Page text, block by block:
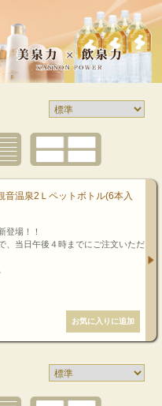
温泉2Ｌペットボトル(6本入
場！！
、当日午後４時までにご注文いただ